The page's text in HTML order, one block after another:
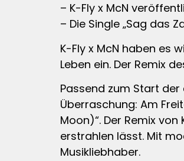
– K-Fly x McN
– Die Single „Sag das
K-Fly x McN haben es
Leben ein. Der Remix
Passend zum Start der
Überraschung: Am
Moon)“. Der Remix
erstrahlen lässt. Mit
Musikliebhaber.